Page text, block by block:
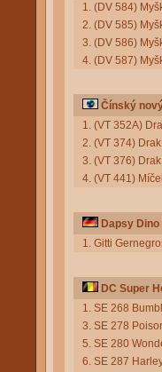
1. (DV 584)
2. (DV 585)
3. (DV 586)
4. (DV 587)
Čínský
1. (VT 352A)
2. (VT 374)
3. (VT 376)
4. (VT 441)
Dapsy
1. Gitti
DC Super
1. SE 268
3. SE 278
5. SE 280
6. SE 287